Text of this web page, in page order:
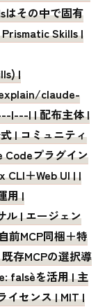
はその中で固有
Skills |
|
claude-
|---| | 配布主体 |
| コミュニティ
Codeプラグイン
CLI＋Web UI | |
用 |
| エージェン
前MCP同梱＋特
存MCPの選択導
false`を活用 | 主
イセンス | MIT |